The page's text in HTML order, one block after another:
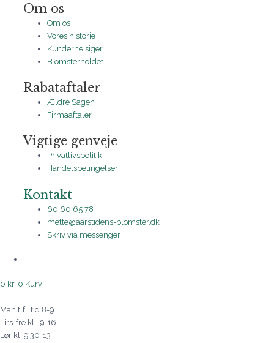
Om os
Om os
Vores historie
Kunderne siger
Blomsterholdet
Rabataftaler
Ældre Sagen
Firmaaftaler
Vigtige genveje
Privatlivspolitik
Handelsbetingelser
Kontakt
60 60 65 78
mette@aarstidens-blomster.dk
Skriv via messenger
0 kr. 0 Kurv
Man tlf.: tid 8-9
Tirs-fre kl.: 9-16
Lør kl. 9.30-13